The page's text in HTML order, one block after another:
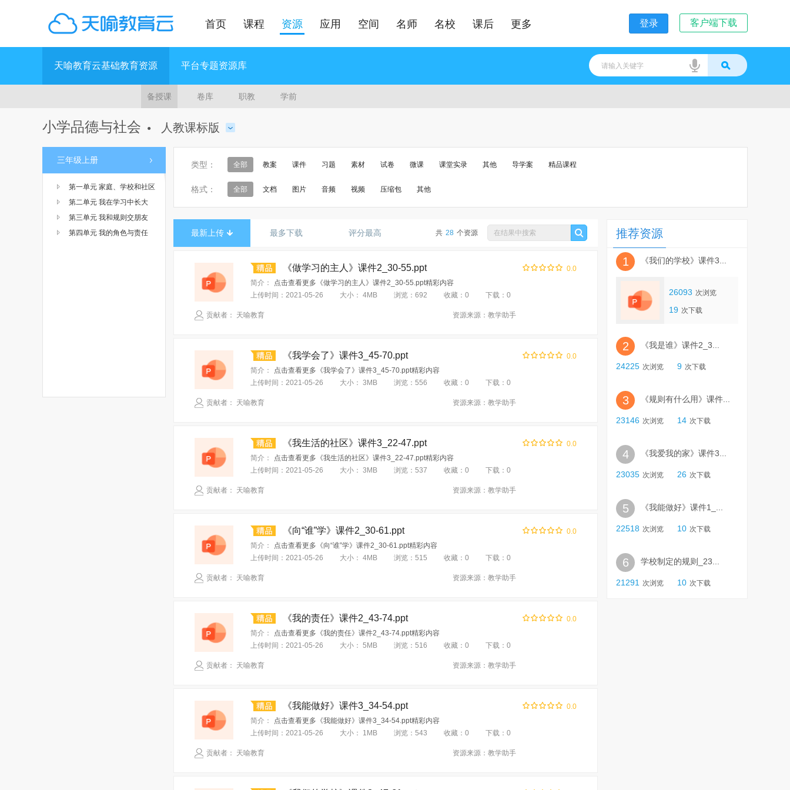
首页 课程 资源 应用 空间 名师 名校 课后 更多 登录 客户端下载
天喻教育云基础教育资源 平台专题资源库
备授课 卷库 职教 学前
小学品德与社会 ● 人教课标版
三年级上册
第一单元 家庭、学校和社区
第二单元 我在学习中长大
第三单元 我和规则交朋友
第四单元 我的角色与责任
类型： 全部 教案 课件 习题 素材 试卷 微课 课堂实录 其他 导学案 精品课程
格式： 全部 文档 图片 音频 视频 压缩包 其他
最新上传 最多下载 评分最高 共 28 个资源
《做学习的主人》课件2_30-55.ppt
简介：
点击查看更多《做学习的主人》课件2_30-55.ppt精彩内容
上传时间： 2021-05-26 大小： 4MB 浏览： 692 收藏： 0 下载： 0
0.0
贡献者： 天喻教育 资源来源： 教学助手
《我学会了》课件3_45-70.ppt
简介：
点击查看更多《我学会了》课件3_45-70.ppt精彩内容
上传时间： 2021-05-26 大小： 3MB 浏览： 556 收藏： 0 下载： 0
0.0
贡献者： 天喻教育 资源来源： 教学助手
《我生活的社区》课件3_22-47.ppt
简介：
点击查看更多《我生活的社区》课件3_22-47.ppt精彩内容
上传时间： 2021-05-26 大小： 3MB 浏览： 537 收藏： 0 下载： 0
0.0
贡献者： 天喻教育 资源来源： 教学助手
《向“谁”学》课件2_30-61.ppt
简介：
点击查看更多《向“谁”学》课件2_30-61.ppt精彩内容
上传时间： 2021-05-26 大小： 4MB 浏览： 515 收藏： 0 下载： 0
0.0
贡献者： 天喻教育 资源来源： 教学助手
《我的责任》课件2_43-74.ppt
简介：
点击查看更多《我的责任》课件2_43-74.ppt精彩内容
上传时间： 2021-05-26 大小： 5MB 浏览： 516 收藏： 0 下载： 0
0.0
贡献者： 天喻教育 资源来源： 教学助手
《我能做好》课件3_34-54.ppt
简介：
点击查看更多《我能做好》课件3_34-54.ppt精彩内容
上传时间： 2021-05-26 大小： 1MB 浏览： 543 收藏： 0 下载： 0
0.0
贡献者： 天喻教育 资源来源： 教学助手
推荐资源
1 《我们的学校》课件3...
26093 次浏览
19 次下载
2 《我是谁》课件2_3...
24225 次浏览 9 次下载
3 《规则有什么用》课件...
23146 次浏览 14 次下载
4 《我爱我的家》课件3...
23035 次浏览 26 次下载
5 《我能做好》课件1_...
22518 次浏览 10 次下载
6 学校制定的规则_23...
21291 次浏览 10 次下载